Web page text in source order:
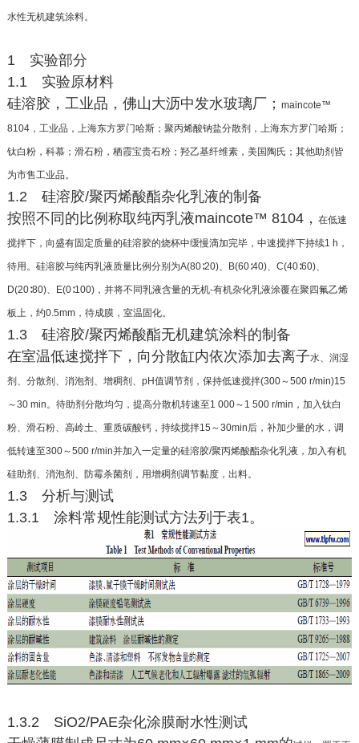
水性无机建筑涂料。
1 实验部分
1.1 实验原材料
硅溶胶，工业品，佛山大沥中发水玻璃厂； maincote™
8104，工业品，上海东方罗门哈斯；聚丙烯酸钠盐分散剂，上海东方罗门哈斯；
钛白粉，科慕；滑石粉，栖霞宝贵石粉；羟乙基纤维素，美国陶氏；其他助剂皆
为市售工业品。
1.2 硅溶胶/聚丙烯酸酯杂化乳液的制备
按照不同的比例称取纯丙乳液maincote™ 8104， 在低速
搅拌下，向盛有固定质量的硅溶胶的烧杯中缓慢滴加完毕，中速搅拌下持续1 h，
待用。硅溶胶与纯丙乳液质量比例分别为A(80∶20)、B(60∶40)、 C(40∶60)、
D(20∶80)、E(0∶100)，并将不同乳液含量的无机-有机杂化乳液涂覆在聚四氟乙烯
板上，约0.5mm，待成膜，室温固化。
1.3 硅溶胶/聚丙烯酸酯无机建筑涂料的制备
在室温低速搅拌下，向分散缸内依次添加去离子水、润湿
剂、分散剂、消泡剂、增稠剂、pH值调节剂，保持低速搅拌(300～500 r/min)15
～30 min。待助剂分散均匀，提高分散机转速至1 000～1 500 r/min，加入钛白
粉、滑石粉、高岭土、重质碳酸钙，持续搅拌15～30min后，补加少量的水，调
低转速至300～500 r/min并加入一定量的硅溶胶/聚丙烯酸酯杂化乳液，加入有机
硅助剂、消泡剂、防霉杀菌剂，用增稠剂调节黏度， 出料。
1.3 分析与测试
1.3.1 涂料常规性能测试方法列于表1。
1.3.2 SiO2/PAE杂化涂膜耐水性测试